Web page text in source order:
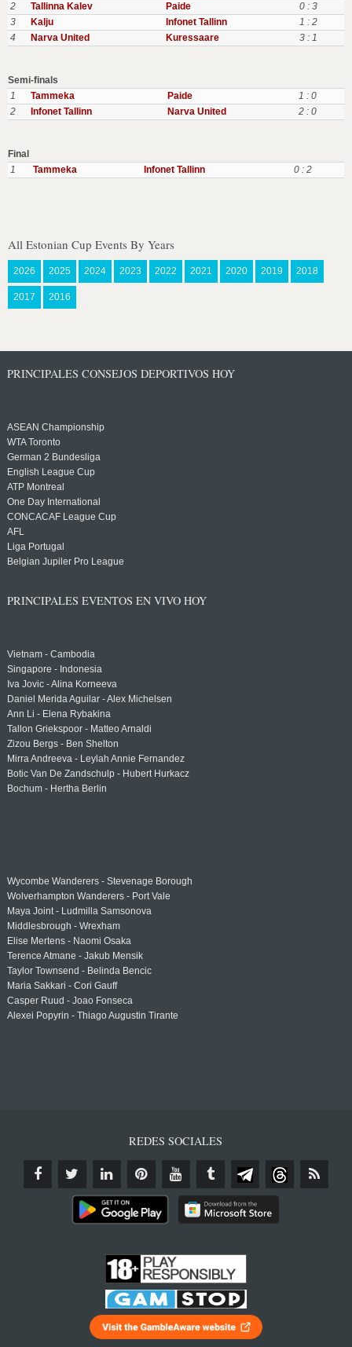
2
Tallinna Kalev Paide
0 : 3
3
Kalju Infonet Tallinn
1 : 2
4
Narva United Kuressaare 3 : 1
Semi-finals
1
Tammeka Paide
1 : 0
2
Infonet Tallinn Narva United 2 : 0
Final
1
Tammeka Infonet Tallinn 0 : 2
All Estonian Cup Events By Years
2026 2025 2024 2023 2022 2021 2020 2019 2018
2017 2016
PRINCIPALES CONSEJOS DEPORTIVOS HOY
ASEAN Championship
WTA Toronto
German 2 Bundesliga
English League Cup
ATP Montreal
One Day International
CONCACAF League Cup
AFL
Liga Portugal
Belgian Jupiler Pro League
PRINCIPALES EVENTOS EN VIVO HOY
Vietnam - Cambodia
Singapore - Indonesia
Iva Jovic - Alina Korneeva
Daniel Merida Aguilar - Alex Michelsen
Ann Li - Elena Rybakina
Tallon Griekspoor - Matteo Arnaldi
Zizou Bergs - Ben Shelton
Mirra Andreeva - Leylah Annie Fernandez
Botic Van De Zandschulp - Hubert Hurkacz
Bochum - Hertha Berlin
Wycombe Wanderers - Stevenage Borough
Wolverhampton Wanderers - Port Vale
Maya Joint - Ludmilla Samsonova
Middlesbrough - Wrexham
Elise Mertens - Naomi Osaka
Terence Atmane - Jakub Mensik
Taylor Townsend - Belinda Bencic
Maria Sakkari - Cori Gauff
Casper Ruud - Joao Fonseca
Alexei Popyrin - Thiago Augustin Tirante
REDES SOCIALES